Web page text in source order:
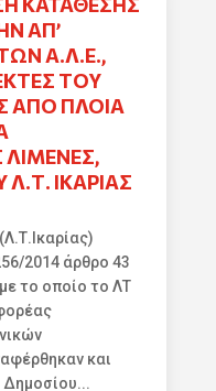
ΑΠ’
Α.Λ.Ε.,
ΤΟΥ
ΑΠΌ ΠΛΟΊΑ
ΙΚΑΡΊΑΣ
2014 άρθρο 43
το οποίο το ΛΤ
και